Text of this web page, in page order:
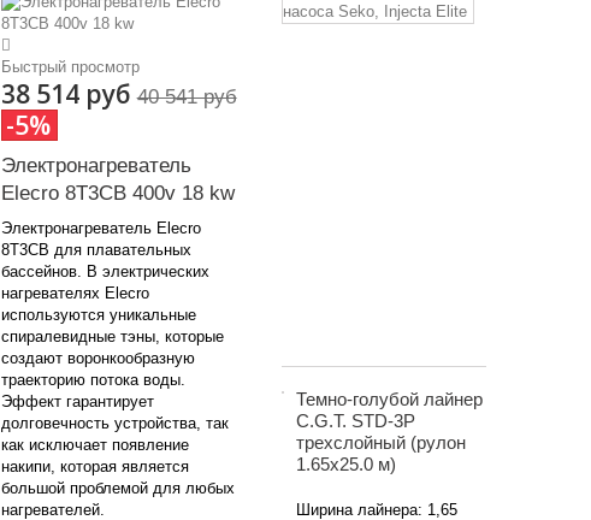
Быстрый просмотр
38 514 руб40 541 руб
-5%
Электронагреватель
Elecro 8Т3CВ 400v 18 kw
Электронагреватель Elecro
8Т3СВ для плавательных
бассейнов. В электрических
нагревателях Elecro
используются уникальные
спиралевидные тэны, которые
создают воронкообразную
траекторию потока воды.
Эффект гарантирует
долговечность устройства, так
как исключает появление
накипи, которая является
большой проблемой для любых
нагревателей.
Темно-голубой лайнер
C.G.T. STD-3P
трехслойный (рулон
1.65х25.0 м)
Ширина лайнера: 1,65